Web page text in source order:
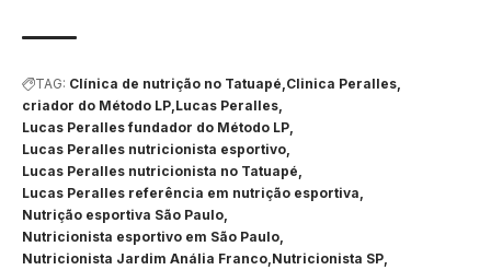
TAG: Clínica de nutrição no Tatuapé Clinica Peralles
criador do Método LP Lucas Peralles
Lucas Peralles fundador do Método LP
Lucas Peralles nutricionista esportivo
Lucas Peralles nutricionista no Tatuapé
Lucas Peralles referência em nutrição esportiva
Nutrição esportiva São Paulo
Nutricionista esportivo em São Paulo
Nutricionista Jardim Anália Franco Nutricionista SP